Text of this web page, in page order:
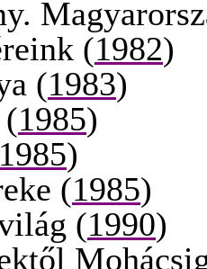
(1982)
(1983)
1985)
1985)
(1985)
(1990)